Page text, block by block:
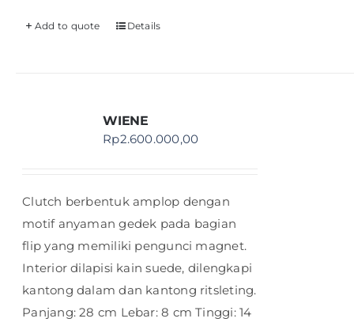
Add to quote Details
WIENE
Rp2.600.000,00
Clutch berbentuk amplop dengan
motif anyaman gedek pada bagian
flip yang memiliki pengunci magnet.
Interior dilapisi kain suede, dilengkapi
kantong dalam dan kantong ritsleting.
Panjang: 28 cm Lebar: 8 cm Tinggi: 14